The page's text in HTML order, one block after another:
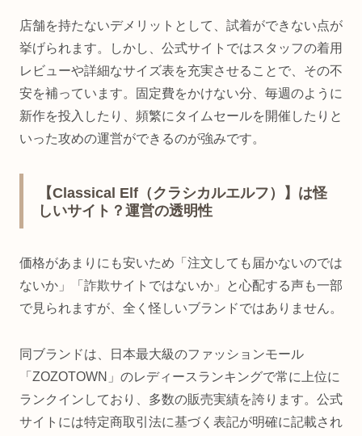
店舗を持たないデメリットとして、試着ができない点が
挙げられます。しかし、公式サイトではスタッフの着用
レビューや詳細なサイズ表を充実させることで、その不
安を補っています。固定費をかけない分、毎週のように
新作を投入したり、頻繁にタイムセールを開催したりと
いった攻めの運営ができるのが強みです。
【Classical Elf（クラシカルエルフ）】は怪
しいサイト？運営の透明性
価格があまりにも安いため「注文しても届かないのでは
ないか」「詐欺サイトではないか」と心配する声も一部
で見られますが、全く怪しいブランドではありません。
同ブランドは、日本最大級のファッションモール
「ZOZOTOWN」のレディースランキングで常に上位に
ランクインしており、多数の販売実績を誇ります。公式
サイトには特定商取引法に基づく表記が明確に記載され